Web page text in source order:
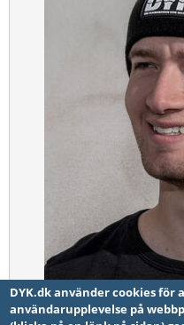
DYK.dk använder cookies
användarupplevelse på webbplatsen. Genom att